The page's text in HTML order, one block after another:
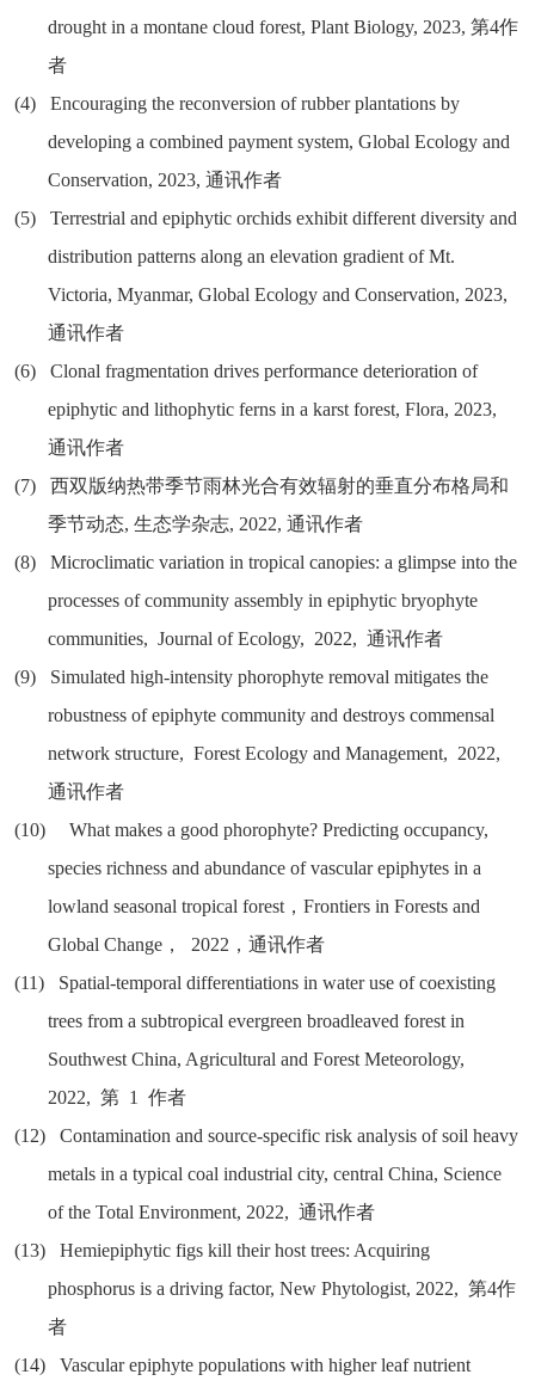
drought in a montane cloud forest, Plant Biology, 2023,第4作
者
(4)
Encouraging the reconversion of rubber plantations by
developing a combined payment system, Global Ecology and
Conservation, 2023,通讯作者
(5)
Terrestrial and epiphytic orchids exhibit different diversity and
distribution patterns along an elevation gradient of Mt.
Victoria, Myanmar, Global Ecology and Conservation, 2023,
通讯作者
(6)
Clonal fragmentation drives performance deterioration of
epiphytic and lithophytic ferns in a karst forest, Flora, 2023,
通讯作者
(7)
西双版纳热带季节雨林光合有效辐射的垂直分布格局和
季节动态,生态学杂志, 2022,通讯作者
(8)
Microclimatic variation in tropical canopies: a glimpse into the
processes of community assembly in epiphytic bryophyte
communities, Journal of Ecology, 2022,通讯作者
(9)
Simulated high-intensity phorophyte removal mitigates the
robustness of epiphyte community and destroys commensal
network structure, Forest Ecology and Management, 2022,
通讯作者
(10)
What makes a good phorophyte? Predicting occupancy,
species richness and abundance of vascular epiphytes in a
lowland seasonal tropical forest ，Frontiers in Forests and
Global Change ， 2022 ，通讯作者
(11)
Spatial-temporal differentiations in water use of coexisting
trees from a subtropical evergreen broadleaved forest in
Southwest China, Agricultural and Forest Meteorology,
2022,第 1作者
(12)
Contamination and source-specific risk analysis of soil heavy
metals in a typical coal industrial city, central China, Science
of the Total Environment, 2022,通讯作者
(13)
Hemiepiphytic figs kill their host trees: Acquiring
phosphorus is a driving factor, New Phytologist, 2022,第4作
者
(14)
Vascular epiphyte populations with higher leaf nutrient